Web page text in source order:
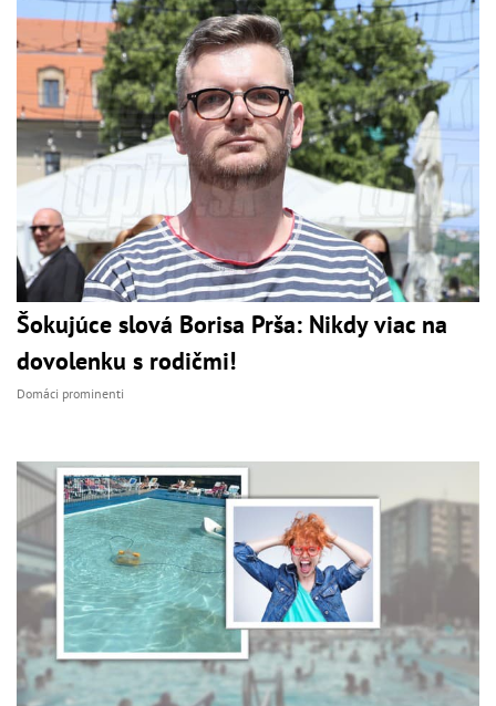
Šokujúce slová Borisa Prša: Nikdy viac na
dovolenku s rodičmi!
Domáci prominenti